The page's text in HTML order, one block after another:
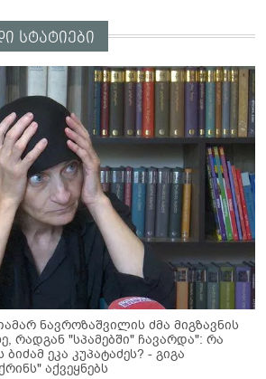
სტატიები
ნავროზაშვილის ძმა მიგზავნის
რადგან "სპამებში" ჩავარდა": რა
ბიძამ ეკა კუპატაძეს? - გიგა
აქვეყნებს